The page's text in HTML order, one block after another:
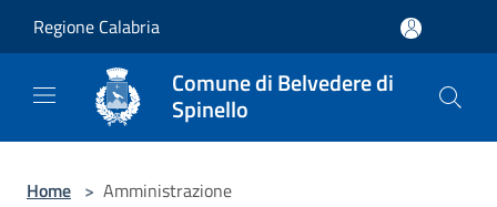
Regione Calabria
Comune di Belvedere di
Spinello
Home > Amministrazione